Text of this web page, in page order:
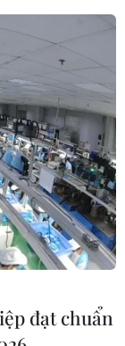
đạt chuẩn